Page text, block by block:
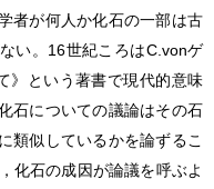
者が何人か化石の一部は古
い。16世紀ころはC.vonゲ
》という著書で現代的意味
石についての議論はその石
類似しているかを論ずるこ
化石の成因が論議を呼ぶよ